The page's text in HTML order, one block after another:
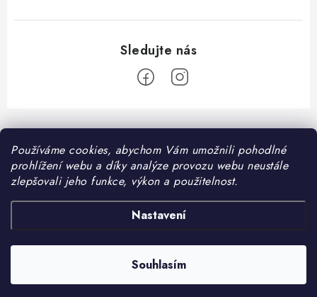
Používáme cookies, abychom Vám umožnili pohodlné
prohlížení webu a díky analýze provozu webu neustále
zlepšovali jeho funkce, výkon a použitelnost.
Nastavení
Souhlasím
Z
á
Informace pro vás
Kontakt
Možnosti dopravy
Hodnocení obchodu
Zásady zpracování osobních údajů
❤️ Oblíbené kategorie
DomaciMazel.cz. Všechna práva vyhrazena.